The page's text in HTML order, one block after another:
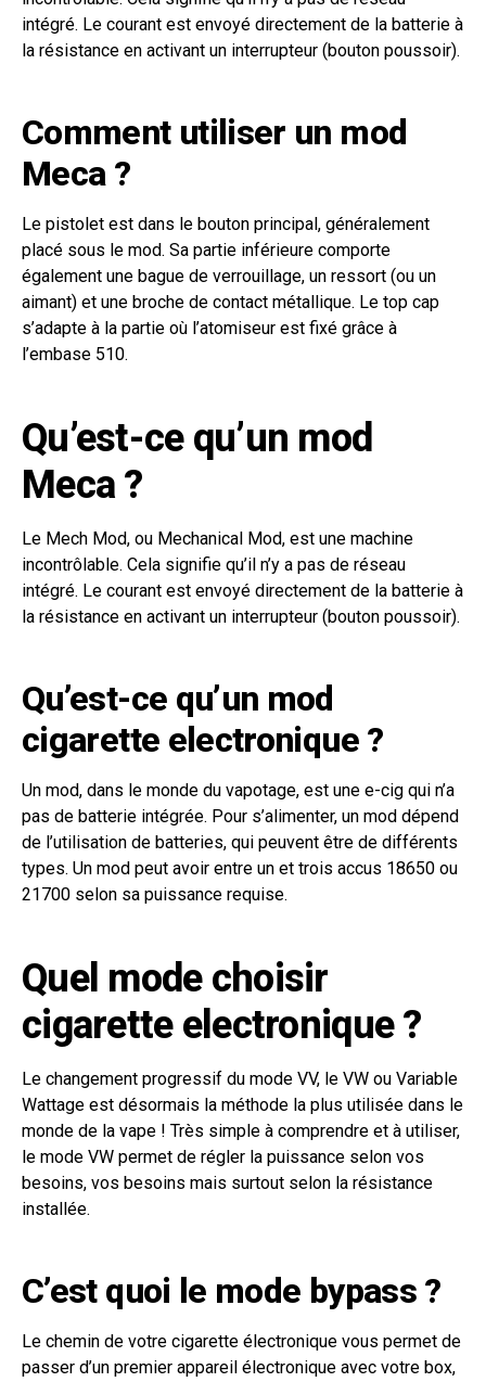
intégré. Le courant est envoyé directement de la batterie à
la résistance en activant un interrupteur (bouton poussoir).
Comment utiliser un mod
Meca ?
Le pistolet est dans le bouton principal, généralement
placé sous le mod. Sa partie inférieure comporte
également une bague de verrouillage, un ressort (ou un
aimant) et une broche de contact métallique. Le top cap
s’adapte à la partie où l’atomiseur est fixé grâce à
l’embase 510.
Qu’est-ce qu’un mod
Meca ?
Le Mech Mod, ou Mechanical Mod, est une machine
incontrôlable. Cela signifie qu’il n’y a pas de réseau
intégré. Le courant est envoyé directement de la batterie à
la résistance en activant un interrupteur (bouton poussoir).
Qu’est-ce qu’un mod
cigarette electronique ?
Un mod, dans le monde du vapotage, est une e-cig qui n’a
pas de batterie intégrée. Pour s’alimenter, un mod dépend
de l’utilisation de batteries, qui peuvent être de différents
types. Un mod peut avoir entre un et trois accus 18650 ou
21700 selon sa puissance requise.
Quel mode choisir
cigarette electronique ?
Le changement progressif du mode VV, le VW ou Variable
Wattage est désormais la méthode la plus utilisée dans le
monde de la vape ! Très simple à comprendre et à utiliser,
le mode VW permet de régler la puissance selon vos
besoins, vos besoins mais surtout selon la résistance
installée.
C’est quoi le mode bypass ?
Le chemin de votre cigarette électronique vous permet de
passer d’un premier appareil électronique avec votre box,